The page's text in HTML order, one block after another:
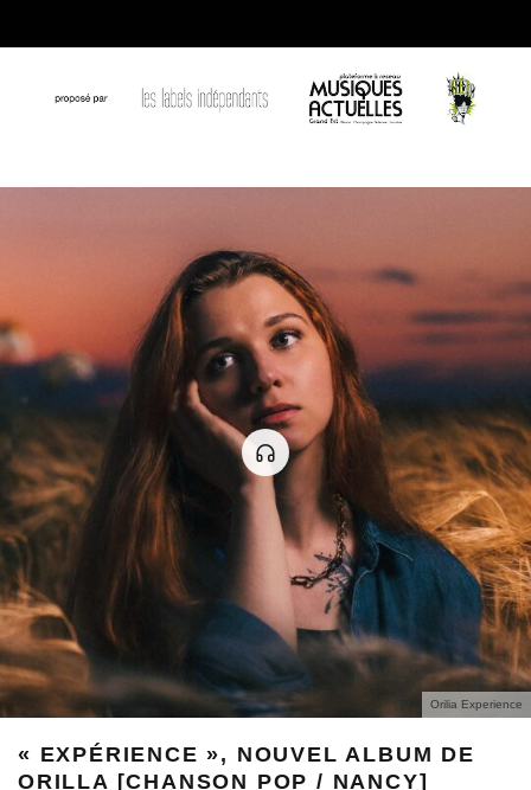
Orilia Experience
« EXPÉRIENCE », NOUVEL ALBUM DE
ORILLA [CHANSON POP / NANCY]